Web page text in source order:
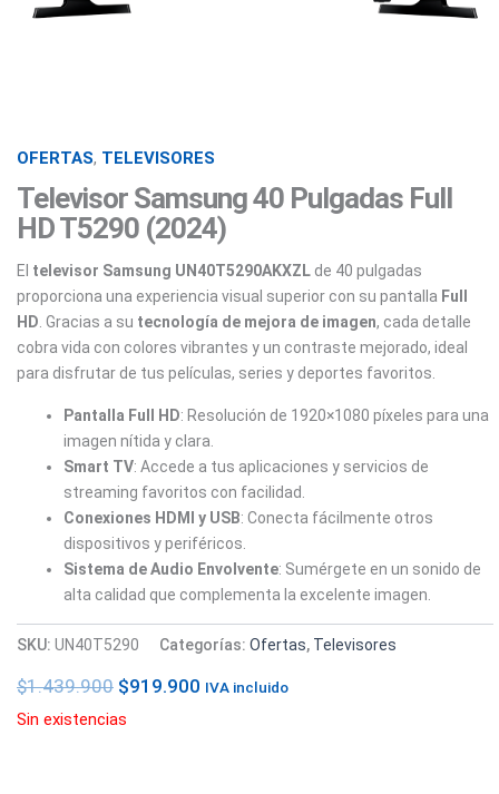
OFERTAS, TELEVISORES
Televisor Samsung 40 Pulgadas Full
HD T5290 (2024)
El televisor Samsung UN40T5290AKXZL de 40 pulgadas
proporciona una experiencia visual superior con su pantalla Full
HD . Gracias a su tecnología de mejora de imagen, cada detalle
cobra vida con colores vibrantes y un contraste mejorado, ideal
para disfrutar de tus películas, series y deportes favoritos.
Pantalla Full HD: Resolución de 1920×1080 píxeles para una
imagen nítida y clara.
Smart TV: Accede a tus aplicaciones y servicios de
streaming favoritos con facilidad.
Conexiones HDMI y USB: Conecta fácilmente otros
dispositivos y periféricos.
Sistema de Audio Envolvente: Sumérgete en un sonido de
alta calidad que complementa la excelente imagen.
SKU: UN40T5290 Categorías: Ofertas, Televisores
$1.439.900 $919.900 IVA incluido
Sin existencias